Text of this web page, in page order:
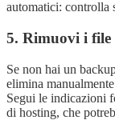
automatici: controlla
5. Rimuovi i file
Se non hai un
elimina
Segui le indicazioni
di hosting, che